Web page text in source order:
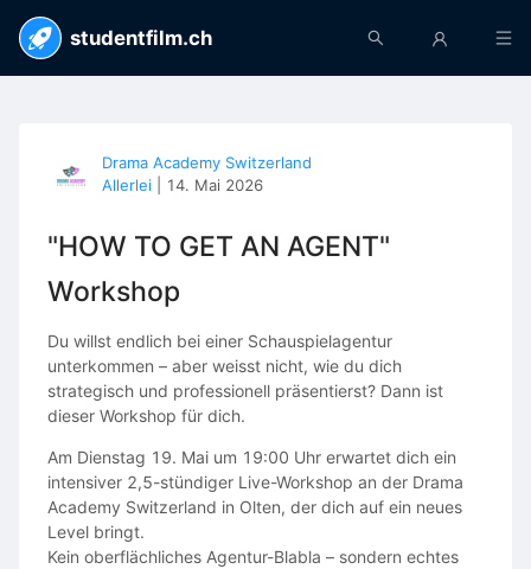
studentfilm.ch
Drama Academy Switzerland
Allerlei
14. Mai 2026
"HOW TO GET AN AGENT"
Workshop
Du willst endlich bei einer Schauspielagentur
unterkommen – aber weisst nicht, wie du dich
strategisch und professionell präsentierst? Dann ist
dieser Workshop für dich.
Am Dienstag 19. Mai um 19:00 Uhr erwartet dich ein
intensiver 2,5-stündiger Live-Workshop an der Drama
Academy Switzerland in Olten, der dich auf ein neues
Level bringt.
Kein oberflächliches Agentur-Blabla – sondern echtes